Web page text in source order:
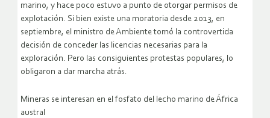
marino, y hace poco estuvo a punto de otorgar permisos de
explotación. Si bien existe una moratoria desde 2013, en
septiembre, el ministro de Ambiente tomó la controvertida
decisión de conceder las licencias necesarias para la
exploración. Pero las consiguientes protestas populares, lo
obligaron a dar marcha atrás.
Mineras se interesan en el fosfato del lecho marino de África
austral